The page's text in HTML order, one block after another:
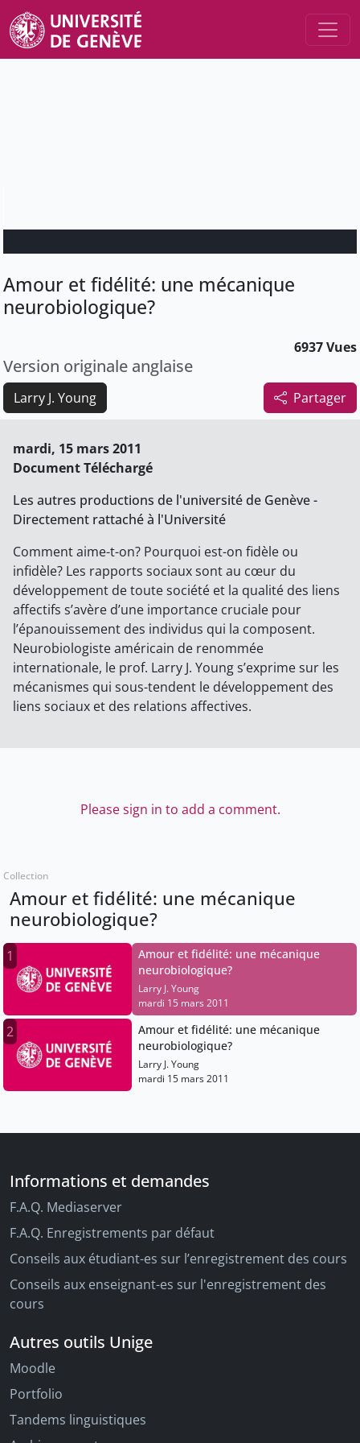
Amour et fidélité: une mécanique
neurobiologique?
6937 Vues
Version originale anglaise
Partager
Larry J. Young
mardi, 15 mars 2011
Document Téléchargé
Les autres productions de l'université de Genève -
Directement rattaché à l'Université
Comment aime-t-on? Pourquoi est-on fidèle ou
infidèle? Les rapports sociaux sont au cœur du
développement de toute société et la qualité des liens
affectifs s’avère d’une importance cruciale pour
l’épanouissement des individus qui la composent.
Neurobiologiste américain de renommée
internationale, le prof. Larry J. Young s’exprime sur les
mécanismes qui sous-tendent le développement des
liens sociaux et des relations affectives.
Please sign in to add a comment.
Collection
Amour et fidélité: une mécanique
neurobiologique?
1
Amour et fidélité: une mécanique
neurobiologique?
Larry J. Young
mardi 15 mars 2011
2
Amour et fidélité: une mécanique
neurobiologique?
Larry J. Young
mardi 15 mars 2011
Informations et demandes
F.A.Q. Mediaserver
F.A.Q. Enregistrements par défaut
Conseils aux étudiant-es sur l’enregistrement des cours
Conseils aux enseignant-es sur l'enregistrement des
cours
Autres outils Unige
Moodle
Portfolio
Tandems linguistiques